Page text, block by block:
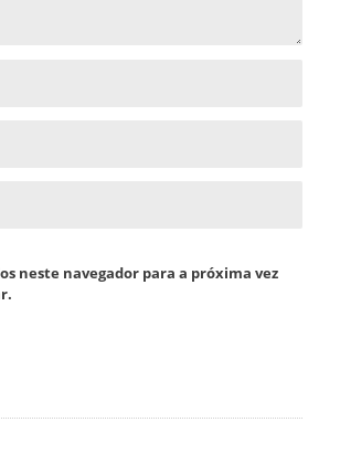
neste navegador para a próxima vez